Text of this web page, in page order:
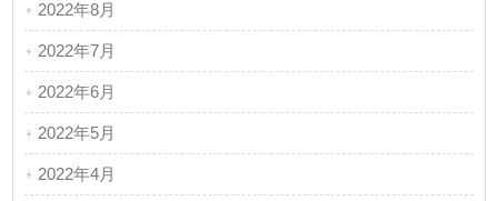
2022年8月
2022年7月
2022年6月
2022年5月
2022年4月